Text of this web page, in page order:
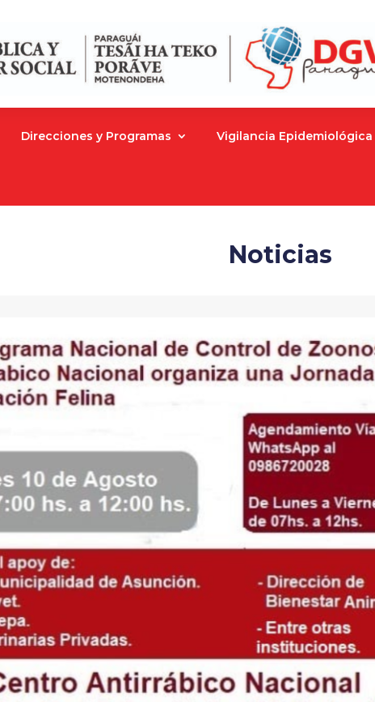
Direcciones y Programas Vigilancia Epidemiológica
Noticias